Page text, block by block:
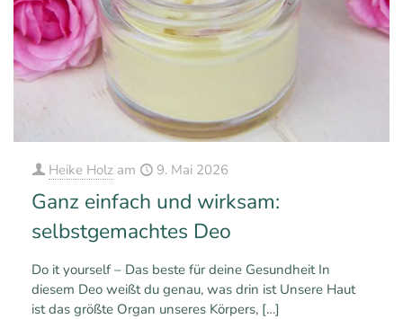
Heike Holz am 9. Mai 2026
Ganz einfach und wirksam:
selbstgemachtes Deo
Do it yourself – Das beste für deine Gesundheit In
diesem Deo weißt du genau, was drin ist Unsere Haut
ist das größte Organ unseres Körpers, […]